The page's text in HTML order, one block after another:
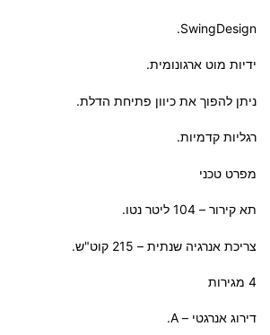
SwingDesign.
ידיות מוט ארגונומית.
ניתן להפוך את כיוון פתיחת הדלת.
רגליות קדמיות.
מפרט טכני
תא קירור – 104 ליטר נטו.
צריכת אנרגיה שנתית – 215 קוט"ש.
4 מגירות
דירוג אנרגטי – A.